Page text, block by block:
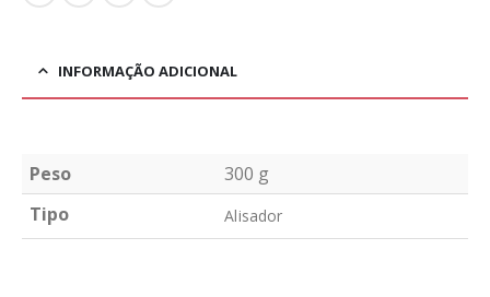
INFORMAÇÃO ADICIONAL
Peso
300 g
Tipo
Alisador